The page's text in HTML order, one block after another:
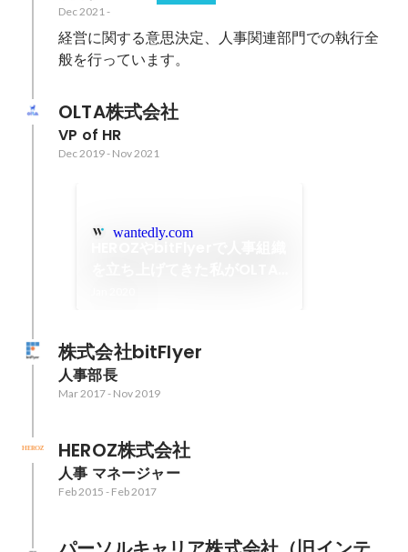
Dec 2021 -
経営に関する意思決定、人事関連部門での執行全
般を行っています。
OLTA株式会社
VP of HR
Dec 2019- Nov 2021
wantedly.com
株式会社bitFlyer
人事部長
Mar 2017- Nov 2019
HEROZ株式会社
人事 マネージャー
Feb 2015 - Feb 2017